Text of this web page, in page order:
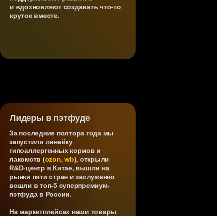
и вдохновляют создавать что-то
крутое вместе.
Лидеры в пэтфуде
За последние полтора года мы
запустили линейку
гипоаллергенных кормов и
лакомств (ozon, wb), открыли
R&D-центр в Китае, вышли на
рынки пяти стран и заслуженно
вошли в топ-5 суперпремиум-
пэтфуда в России.
На маркетплейсах наши товары
сильную сторону и сразу дропнуть CV
в бот. Ты узнаешь о себе много нового,
Мы не нанимаем просто людей,
мы собираем осознанную команду, где
каждый понимает свою сильную
сторону. Подробнее о подходе —
в статье на VC.
читать статью
пройти тест
меняют мир
создаются
Прямо сейчас